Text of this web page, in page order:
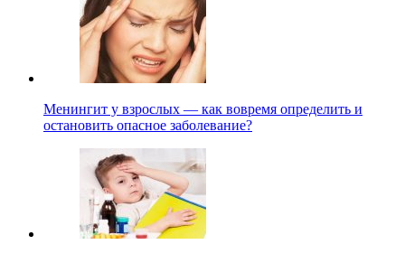
Менингит у взрослых — как вовремя определить и
остановить опасное заболевание?